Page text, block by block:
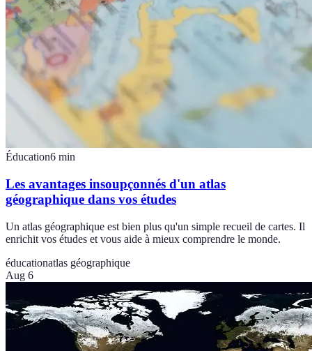
Éducation6 min
Les avantages insoupçonnés d'un atlas
géographique dans vos études
Un atlas géographique est bien plus qu'un simple recueil de cartes. Il
enrichit vos études et vous aide à mieux comprendre le monde.
éducationatlas géographique
Aug 6